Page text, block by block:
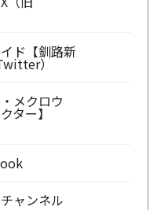
ド【釧路新
）
メクロウ
ター】
ャンネル